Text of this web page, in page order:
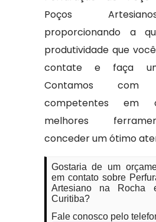
Poços
proporcionando a
produtividade que
contate e faça
Contamos com
competentes em
melhores
conceder um ótimo
Gostaria de um
em contato sobre
Artesiano na Rocha
Curitiba?
Fale conosco pelo